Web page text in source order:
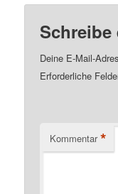
Schreibe
Deine E-Mail-
Erforderliche
Kommentar *